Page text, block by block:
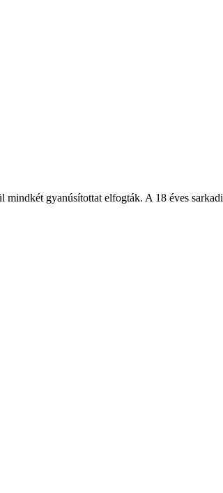
gyanúsítottat elfogták. A 18 éves sarkadi